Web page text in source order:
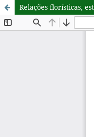
Relações florísticas,